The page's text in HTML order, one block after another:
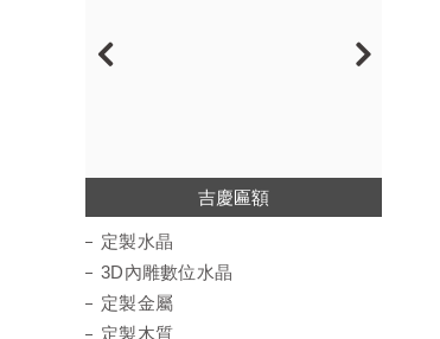
定製水晶
3D內雕數位水晶
吉慶匾額
定製壓克力
定製水晶
3D內雕數位水晶
定製金屬
定製木質